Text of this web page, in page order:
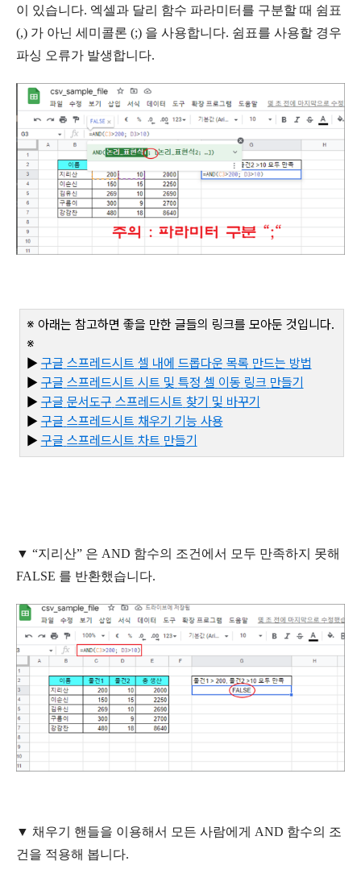
이 있습니다. 엑셀과 달리 함수 파라미터를 구분할 때 쉼표
(,) 가 아닌 세미콜론 (;) 을 사용합니다. 쉼표를 사용할 경우
파싱 오류가 발생합니다.
※ 아래는 참고하면 좋을 만한 글들의 링크를 모아둔 것입니다.
※
▶ 구글 스프레드시트 셀 내에 드롭다운 목록 만드는 방법
▶ 구글 스프레드시트 시트 및 특정 셀 이동 링크 만들기
▶ 구글 문서도구 스프레드시트 찾기 및 바꾸기
▶ 구글 스프레드시트 채우기 기능 사용
▶ 구글 스프레드시트 차트 만들기
▼ “지리산” 은 AND 함수의 조건에서 모두 만족하지 못해
FALSE 를 반환했습니다.
▼ 채우기 핸들을 이용해서 모든 사람에게 AND 함수의 조
건을 적용해 봅니다.